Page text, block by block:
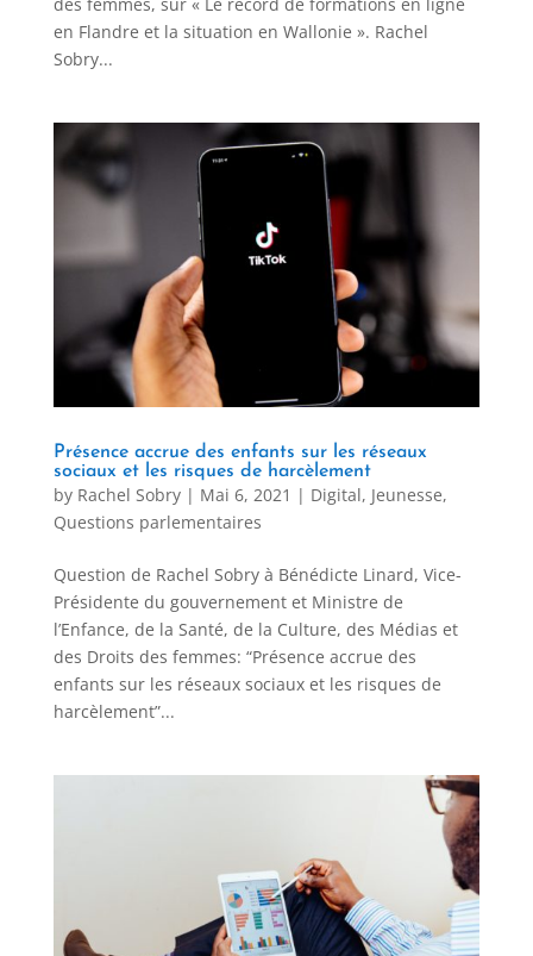
en Flandre et la situation en Wallonie ». Rachel
Sobry...
Présence accrue des enfants sur les réseaux
sociaux et les risques de harcèlement
by Rachel Sobry| Mai 6, 2021 | Digital, Jeunesse,
Questions parlementaires
Question de Rachel Sobry à Bénédicte Linard, Vice-
Présidente du gouvernement et Ministre de
l’Enfance, de la Santé, de la Culture, des Médias et
des Droits des femmes: “Présence accrue des
enfants sur les réseaux sociaux et les risques de
harcèlement”...